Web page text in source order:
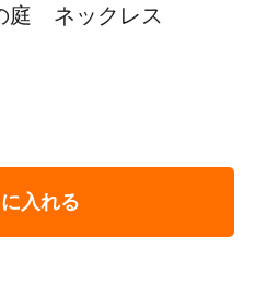
庭 ネックレス
入れる